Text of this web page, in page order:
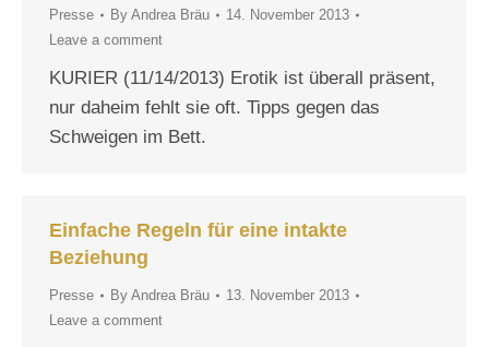
Presse By Andrea Bräu
14. November 2013
Leave a comment
KURIER (11/14/2013) Erotik ist überall präsent,
nur daheim fehlt sie oft. Tipps gegen das
Schweigen im Bett.
Einfache Regeln für eine intakte
Beziehung
Presse By Andrea Bräu
13. November 2013
Leave a comment